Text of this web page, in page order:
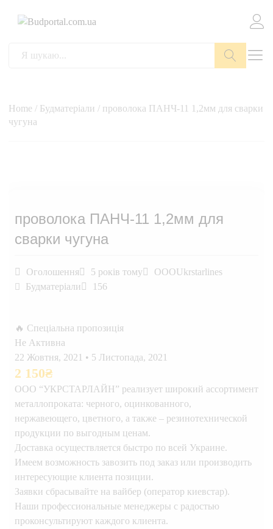
Home / Будматеріали / проволока ПАНЧ-11 1,2мм для сварки
чугуна
проволока ПАНЧ-11 1,2мм для
сварки чугуна
Оголошення 5 років тому
OOOUkrstarlines
Будматеріали
156
🔥 Спеціальна пропозиція
Не Активна
22 Жовтня, 2021 • 5 Листопада, 2021
2 150₴
ООО “УКРСТАРЛАЙН” реализует широкий ассортимент
металлопроката: черного, оцинкованного,
нержавеющего, цветного, а также – резинотехнической
продукции по выгодным ценам.
Доставка осуществляется быстро по всей Украине.
Имеем возможность завозить под заказ или производить
интересующие клиента позиции.
Заявки сбрасывайте на вайбер (оператор киевстар).
Наши профессиональные менеджеры с радостью
проконсультируют каждого клиента.